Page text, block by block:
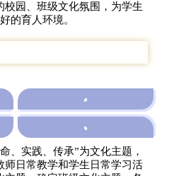
校园、班级文化氛围，为学生
的育人环境。
、实践、传承”为文化主题，
师日常教学和学生日常学习活